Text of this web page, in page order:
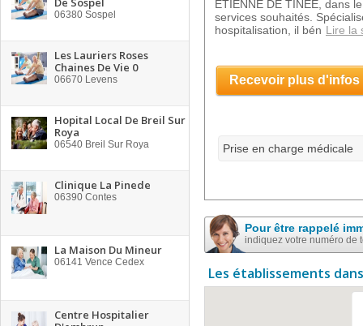
06380 Sospel
Les Lauriers Roses
Chaines De Vie 0
06670 Levens
Hopital Local De Breil Sur
Roya
06540 Breil Sur Roya
Clinique La Pinede
06390 Contes
La Maison Du Mineur
06141 Vence Cedex
Centre Hospitalier
ETIENNE DE TINEE, dans
services souhaités.
hospitalisation, il bén Lire la
Recevoir plus d'infos
Prise en charge médicale
Pour être rappelé
indiquez votre numéro de
Les établissements